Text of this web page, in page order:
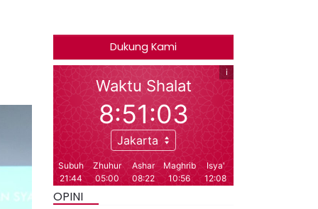
Dukung Kami
OPINI